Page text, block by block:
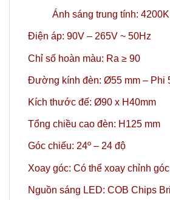
Ánh sáng trung tính: 4200K
Điện áp: 90V – 265V ~ 50Hz
Chỉ số hoàn màu: Ra ≥ 90
Đường kính đèn: Ø55 mm – Phi
Kích thước đế: Ø90 x H40mm
Tổng chiều cao đèn: H125 mm
Góc chiếu: 24º – 24 độ
Xoay góc: Có thể xoay chỉnh
Nguồn sáng LED: COB Chips